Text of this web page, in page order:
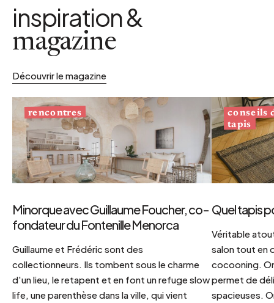
inspiration &
magazine
Découvrir le magazine
rencontres
Minorque avec Guillaume Foucher, co-
fondateur du Fontenille Menorca
Guillaume et Frédéric sont des
collectionneurs. Ils tombent sous le charme
d'un lieu, le retapent et en font un refuge slow
life, une parenthèse dans la ville, qui vient
conseils
tapis
Quel tapis
Véritable
salon tout en
cocooning.
permet de
spacieuses.